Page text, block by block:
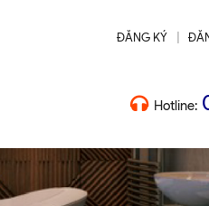
ĐĂNG KÝ
Hotline: